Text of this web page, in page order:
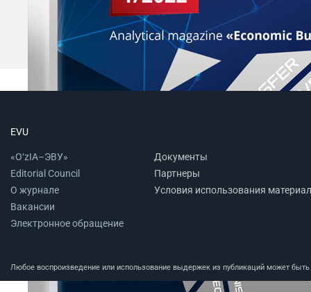
EVU
«O‘zIA–ЭВУ»
Editorial Council
О журнале
Вакансии
Электронное обращение
Документы
Партнеры
Условия использования
Любое воспроизведение или использование выдержек из публикаций может